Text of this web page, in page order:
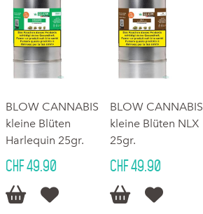
BLOW CANNABIS
kleine Blüten
Harlequin 25gr.
CHF 49.90
 
BLOW CANNABIS
kleine Blüten NLX
25gr.
CHF 49.90
 